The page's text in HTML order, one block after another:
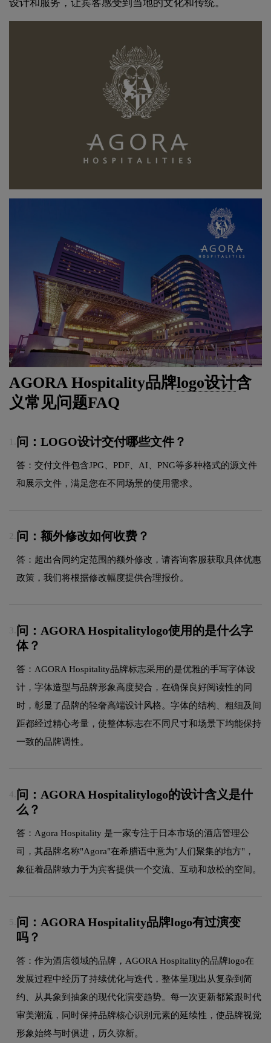
设计和服务，让宾客感受到当地的文化和传统。
AGORA Hospitality品牌logo设计含
义常见问题FAQ
问：LOGO设计交付哪些文件？
答：交付文件包含JPG、PDF、AI、PNG等多种格式的源文件
和展示文件，满足您在不同场景的使用需求。
2. 问：额外修改如何收费？
答：超出合同约定范围的额外修改，请咨询客服获取具体优惠
政策，我们将根据修改幅度提供合理报价。
3. 问：AGORA Hospitalitylogo使用的是什么字
体？
答：AGORA Hospitality品牌标志采用的是优雅的手写字体设
计，字体造型与品牌形象高度契合，在确保良好阅读性的同
时，彰显了品牌的轻奢高端设计风格。字体的结构、粗细及间
距都经过精心考量，使整体标志在不同尺寸和场景下均能保持
一致的品牌调性。
4. 问：AGORA Hospitalitylogo的设计含义是什
么？
答：Agora Hospitality 是一家专注于日本市场的酒店管理公
司，其品牌名称"Agora"在希腊语中意为"人们聚集的地方"，
象征着品牌致力于为宾客提供一个交流、互动和放松的空间。
5. 问：AGORA Hospitality品牌logo有过演变
吗？
答：作为酒店领域的品牌，AGORA Hospitality的品牌logo在
发展过程中经历了持续优化与迭代，整体呈现出从复杂到简
约、从具象到抽象的现代化演变趋势。每一次更新都紧跟时代
审美潮流，同时保持品牌核心识别元素的延续性，使品牌视觉
形象始终与时俱进，历久弥新。